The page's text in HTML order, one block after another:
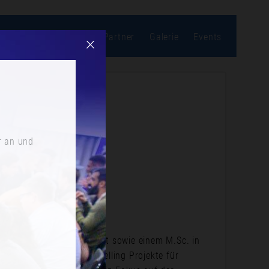
Partner Galerie Events
und Politikwissenschaft sowie einem M.Sc. in
Marketing-Mix-Modelling Projekte für
an und